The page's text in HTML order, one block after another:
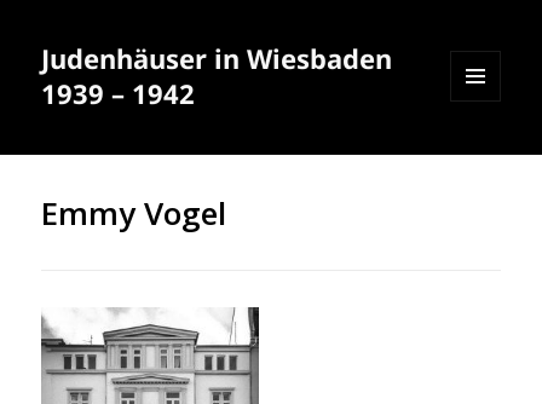
Judenhäuser in Wiesbaden
1939 – 1942
WIDGETS
Emmy Vogel